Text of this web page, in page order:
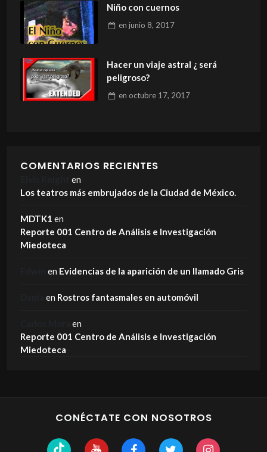
Niño con cuernos
en junio 8, 2017
Hacer un viaje astral ¿ será
peligroso?
en octubre 17, 2017
COMENTARIOS RECIENTES
en
Los teatros más embrujados de la Ciudad de México.
MDTK1 en
Reporte 001 Centro de Análisis e Investigación
Miedoteca
en Evidencias de la aparición de un llamado Gris
en Rostros fantasmales en automóvil
en
Reporte 001 Centro de Análisis e Investigación
Miedoteca
CONÉCTATE CON NOSOTROS